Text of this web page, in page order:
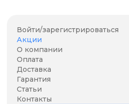
Войти/зарегистрироваться
Акции
О компании
Оплата
Доставка
Гарантия
Статьи
Контакты